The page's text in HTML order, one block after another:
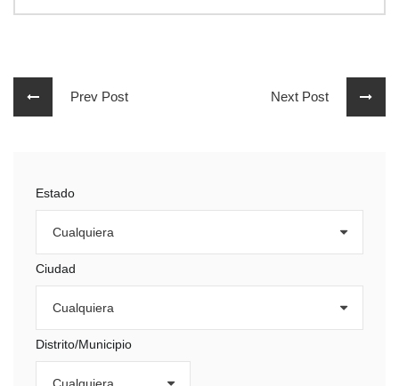
Prev Post Next Post
Estado
Ciudad
Distrito/Municipio